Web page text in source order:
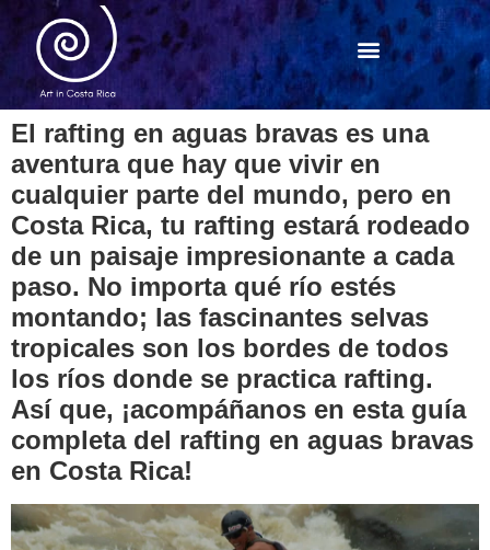
El rafting en aguas bravas es una
aventura que hay que vivir en
cualquier parte del mundo, pero en
Costa Rica, tu rafting estará rodeado
de un paisaje impresionante a cada
paso. No importa qué río estés
montando; las fascinantes selvas
tropicales son los bordes de todos
los ríos donde se practica rafting.
Así que, ¡acompáñanos en esta guía
completa del rafting en aguas bravas
en Costa Rica!